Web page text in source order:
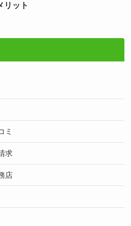
リット
ミ
求
店